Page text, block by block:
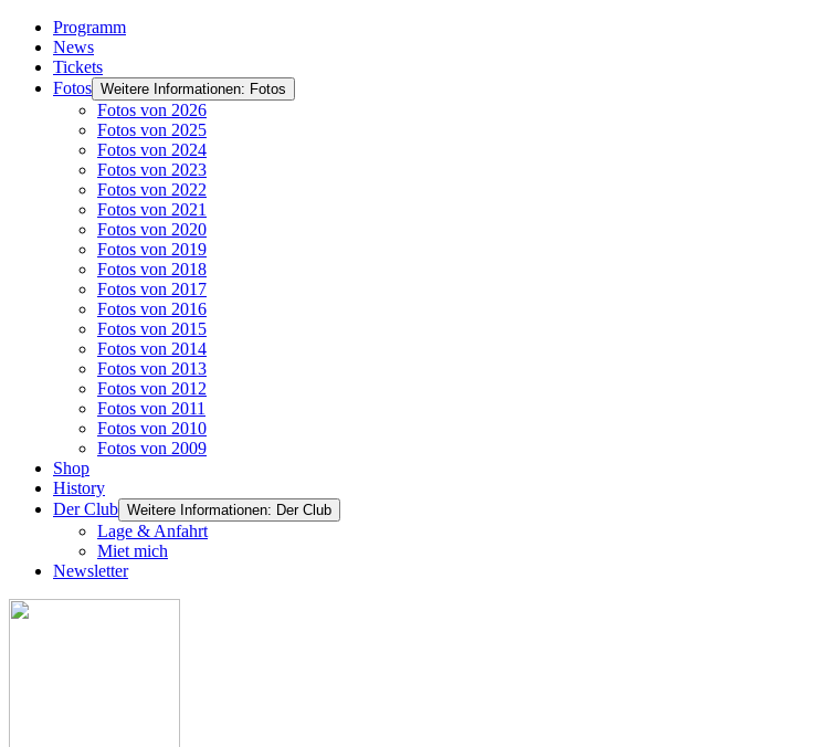
Programm
News
Tickets
Fotos Weitere Informationen: Fotos
Fotos von 2026
Fotos von 2025
Fotos von 2024
Fotos von 2023
Fotos von 2022
Fotos von 2021
Fotos von 2020
Fotos von 2019
Fotos von 2018
Fotos von 2017
Fotos von 2016
Fotos von 2015
Fotos von 2014
Fotos von 2013
Fotos von 2012
Fotos von 2011
Fotos von 2010
Fotos von 2009
Shop
History
Der Club Weitere Informationen: Der Club
Lage & Anfahrt
Miet mich
Newsletter